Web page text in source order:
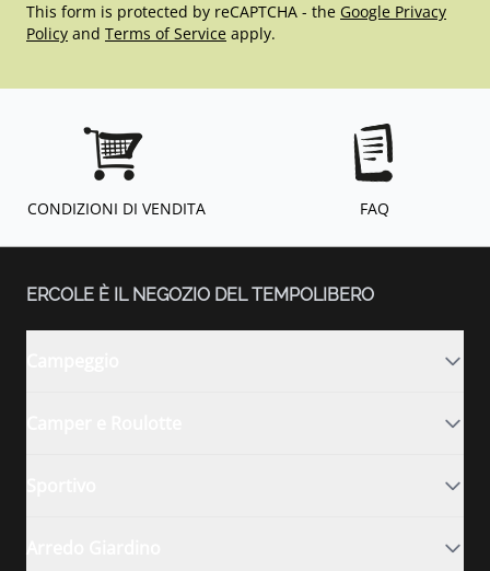
This form is protected by reCAPTCHA - the Google Privacy
Policy and Terms of Service apply.
CONDIZIONI DI VENDITA FAQ
ERCOLE È IL NEGOZIO DEL TEMPOLIBERO